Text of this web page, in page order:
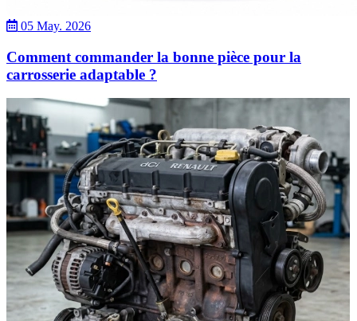
05 May. 2026
Comment commander la bonne pièce pour la
carrosserie adaptable ?